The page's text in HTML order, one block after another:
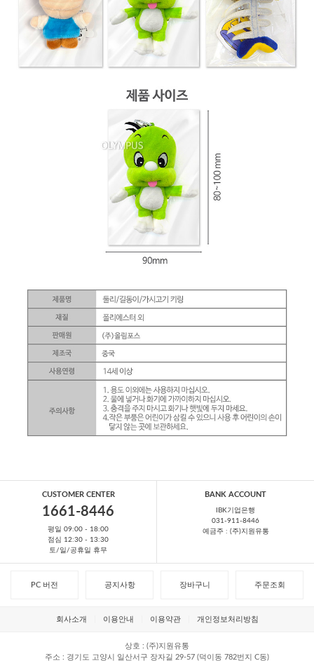
CUSTOMER CENTER
1661-8446
평일 09:00 - 18:00
점심 12:30 - 13:30
토/일/공휴일 휴무
BANK ACCOUNT
IBK기업은행
031-911-8446
예금주 : (주)지원유통
PC 버전 공지사항 장바구니 주문조회
회사소개 이용안내 이용약관 개인정보처리방침
상호
(주)지원유통
주소
경기도 고양시 일산서구 장자길 29-57 (덕이동 782번지 C동)